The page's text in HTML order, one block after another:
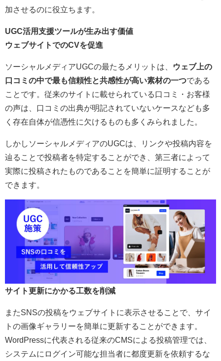
加させるのに役立ちます。
UGC活用支援ツールが生み出す価値
ウェブサイトでのCVを促進
ソーシャルメディアUGCの最たるメリットは、
ウェブ上の
口コミの中で最も信頼性と共感性が高い素材の一つである
ことです。従来のサイトに載せられている口コミ・お客様
の声は、口コミの出典が明記されていないケースなども多
く存在自体が信憑性に欠けるものも多くみられました。
しかしソーシャルメディアのUGCは、リンクや投稿内容を
辿ることで投稿者を特定することができ、第三者によって
実際に投稿されたものであることを簡単に証明することが
できます。
サイト更新にかかる工数を削減
またSNSの投稿をウェブサイトに表示させることで、サイ
トの画像ギャラリーを簡単に更新することができます。
WordPressに代表される従来のCMSによる投稿管理では、
システムにログイン可能な担当者に都度更新を依頼するな